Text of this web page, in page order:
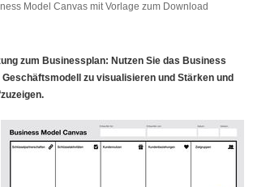
Model Canvas mit Vorlage zum Download
zum Businessplan: Nutzen Sie das Business
Geschäftsmodell zu visualisieren und Stärken und